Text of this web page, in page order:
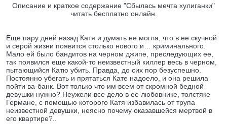
Описание и краткое содержание "Сбылась мечта хулиганки"
читать бесплатно онлайн.
Еще пару дней назад Катя и думать не могла, что в ее скучной
и серой жизни появится столько нового и… криминального.
Мало ей было бандитов на черном джипе, преследующих ее,
так появился еще какой-то неизвестный киллер весь в черном,
пытающийся Катю убить. Правда, до сих пор безуспешно.
Постоянно убегать и прятаться Кате надоело, и она решила
пойти ва-банк. Вот только что им всем от скромной бедной
девушки нужно? Неужели все дело в ее любовнике, толстяке
Германе, с помощью которого Катя избавилась от трупа
неизвестной девушки, неясно почему оказавшейся мертвой в
его квартире?..